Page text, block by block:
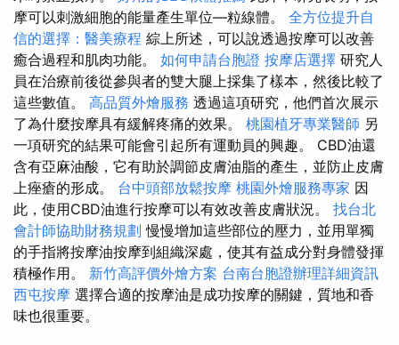
摩可以刺激細胞的能量產生單位—粒線體。 全方位提升自
信的選擇：醫美療程 綜上所述，可以說透過按摩可以改善
癒合過程和肌肉功能。 如何申請台胞證 按摩店選擇 研究人
員在治療前後從參與者的雙大腿上採集了樣本，然後比較了
這些數值。 高品質外燴服務 透過這項研究，他們首次展示
了為什麼按摩具有緩解疼痛的效果。 桃園植牙專業醫師 另
一項研究的結果可能會引起所有運動員的興趣。 CBD油還
含有亞麻油酸，它有助於調節皮膚油脂的產生，並防止皮膚
上痤瘡的形成。 台中頭部放鬆按摩 桃園外燴服務專家 因
此，使用CBD油進行按摩可以有效改善皮膚狀況。 找台北
會計師協助財務規劃 慢慢增加這些部位的壓力，並用單獨
的手指將按摩油按摩到組織深處，使其有益成分對身體發揮
積極作用。 新竹高評價外燴方案 台南台胞證辦理詳細資訊
西屯按摩 選擇合適的按摩油是成功按摩的關鍵，質地和香
味也很重要。